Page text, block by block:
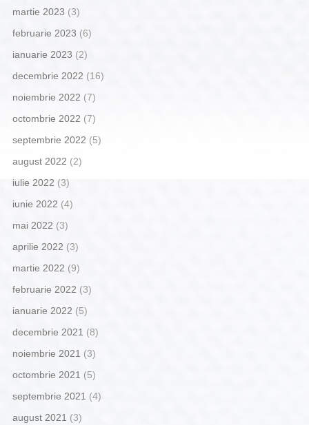
martie 2023 (3)
februarie 2023 (6)
ianuarie 2023 (2)
decembrie 2022 (16)
noiembrie 2022 (7)
octombrie 2022 (7)
septembrie 2022 (5)
august 2022 (2)
iulie 2022 (3)
iunie 2022 (4)
mai 2022 (3)
aprilie 2022 (3)
martie 2022 (9)
februarie 2022 (3)
ianuarie 2022 (5)
decembrie 2021 (8)
noiembrie 2021 (3)
octombrie 2021 (5)
septembrie 2021 (4)
august 2021 (3)